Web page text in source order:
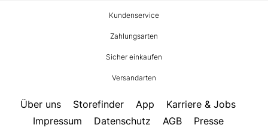
Kundenservice
Zahlungsarten
Sicher einkaufen
Versandarten
Über uns Storefinder App
Karriere & Jobs
Impressum
Datenschutz AGB Presse